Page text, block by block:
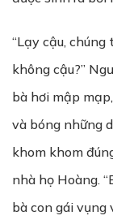
“Lạy cậu,
không cậu?”
bà hơi mập
và bóng những
khom khom
nhà họ Hoàng.
bà con gái vụng